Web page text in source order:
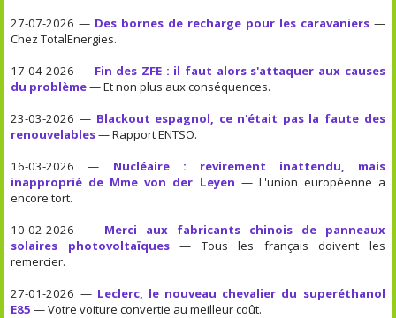
27-07-2026 — Des bornes de recharge pour les caravaniers—
Chez TotalEnergies.
17-04-2026 — Fin des ZFE : il faut alors s'attaquer aux causes
du problème— Et non plus aux conséquences.
23-03-2026 — Blackout espagnol, ce n'était pas la faute des
renouvelables— Rapport ENTSO.
16-03-2026 — Nucléaire : revirement inattendu, mais
inapproprié de Mme von der Leyen — L'union européenne a
encore tort.
10-02-2026 — Merci aux fabricants chinois de panneaux
solaires photovoltaïques— Tous les français doivent les
remercier.
27-01-2026 — Leclerc, le nouveau chevalier du superéthanol
E85 — Votre voiture convertie au meilleur coût.